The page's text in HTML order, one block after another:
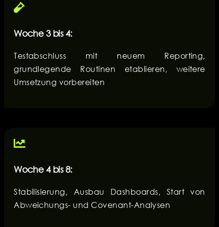
Woche 3 bis 4:
Testabschluss mit neuem Reporting,
grundlegende Routinen etablieren, weitere
Umsetzung vorbereiten
Woche 4 bis 8:
Stabilisierung, Ausbau Dashboards, Start von
Abweichungs- und Covenant-Analysen